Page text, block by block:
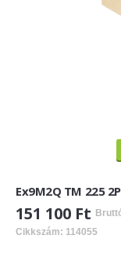
Ex9M2Q TM 225
151 100 Ft
Cikkszám: 114055